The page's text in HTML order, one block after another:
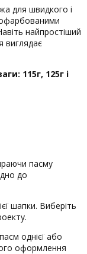
для швидкого і
найпростіший
виглядає
​​115г, 125г і
пасму
до
шапки. Виберіть
однієї або
оформлення